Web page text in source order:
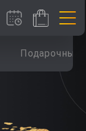
Подарочные